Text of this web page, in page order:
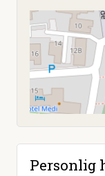
Personlig